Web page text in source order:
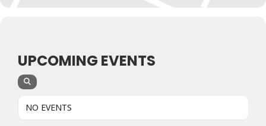
UPCOMING EVENTS
NO EVENTS